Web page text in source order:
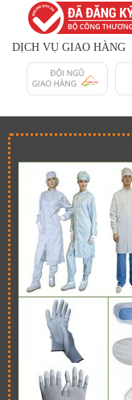
DỊCH VỤ GIAO HÀNG